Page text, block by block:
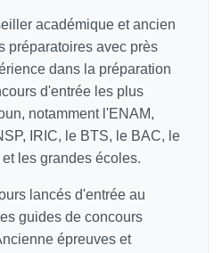
académique et ancien
préparatoires avec près
dans la préparation
d'entrée les plus
notamment l'ENAM,
IRIC, le BTS, le BAC, le
les grandes écoles.
lancés d'entrée au
guides de concours
épreuves et